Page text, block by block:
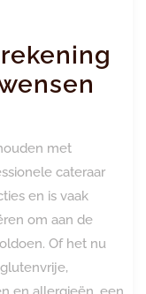
met
cateraar
en is vaak
om aan de
Of het nu